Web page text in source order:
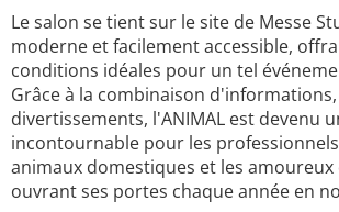
Le salon se tient sur le site de Messe
moderne et facilement accessible,
conditions idéales pour un tel
Grâce à la combinaison
divertissements, l'ANIMAL est devenu
incontournable pour les
animaux domestiques et les amoureux
ouvrant ses portes chaque année en